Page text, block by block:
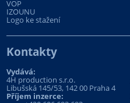
VOP
IZOUNU
Logo ke stažení
Kontakty
Vydává:
4H production s.r.o.
Libušská 145/53, 142 00 Praha 4
Příjem inzerce: